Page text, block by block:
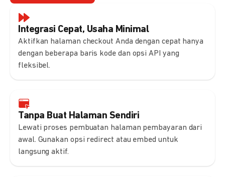
Integrasi Cepat, Usaha Minimal
Aktifkan halaman checkout Anda dengan cepat hanya
dengan beberapa baris kode dan opsi API yang
fleksibel.
Tanpa Buat Halaman Sendiri
Lewati proses pembuatan halaman pembayaran dari
awal. Gunakan opsi redirect atau embed untuk
langsung aktif.